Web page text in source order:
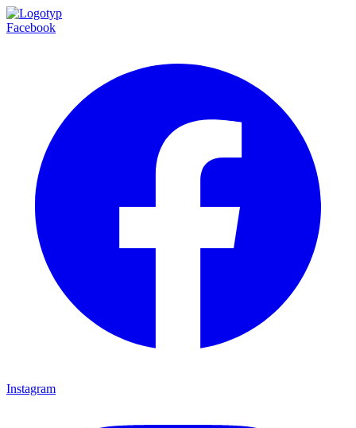
Facebook
Instagram